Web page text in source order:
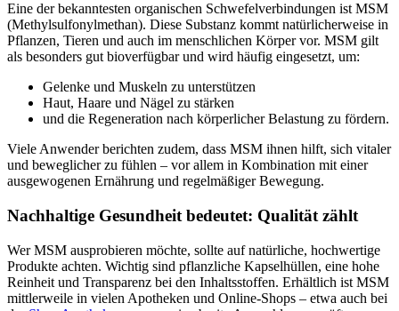
Eine der bekanntesten organischen Schwefelverbindungen ist MSM
(Methylsulfonylmethan). Diese Substanz kommt natürlicherweise in
Pflanzen, Tieren und auch im menschlichen Körper vor. MSM gilt
als besonders gut bioverfügbar und wird häufig eingesetzt, um:
Gelenke und Muskeln zu unterstützen
Haut, Haare und Nägel zu stärken
und die Regeneration nach körperlicher Belastung zu fördern.
Viele Anwender berichten zudem, dass MSM ihnen hilft, sich vitaler
und beweglicher zu fühlen – vor allem in Kombination mit einer
ausgewogenen Ernährung und regelmäßiger Bewegung.
Nachhaltige Gesundheit bedeutet: Qualität zählt
Wer MSM ausprobieren möchte, sollte auf natürliche, hochwertige
Produkte achten. Wichtig sind pflanzliche Kapselhüllen, eine hohe
Reinheit und Transparenz bei den Inhaltsstoffen. Erhältlich ist MSM
mittlerweile in vielen Apotheken und Online-Shops – etwa auch bei